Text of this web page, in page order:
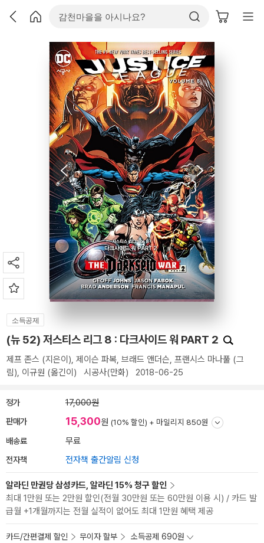
소득공제
(뉴 52) 저스티스 리그 8 : 다크사이드 워 PART 2
제프 존스 (지은이), 제이슨 파복, 브래드 앤더슨, 프랜시스 마나풀 (그
림), 이규원 (옮긴이) 시공사(만화) 2018-06-25
정가 17,000원
판매가 15,300원 (10% 할인) + 마일리지 850원
배송료 무료
전자책 전자책 출간알림 신청
알라딘 만권당 삼성카드, 알라딘 15% 청구 할인
최대 1만원 또는 2만원 할인(전월 30만원 또는 60만원 이용 시) / 카드 발
급월 +1개월까지는 전월 실적이 없어도 최대 1만원 혜택 제공
카드/간편결제 할인 무이자 할부 소득공제 690원